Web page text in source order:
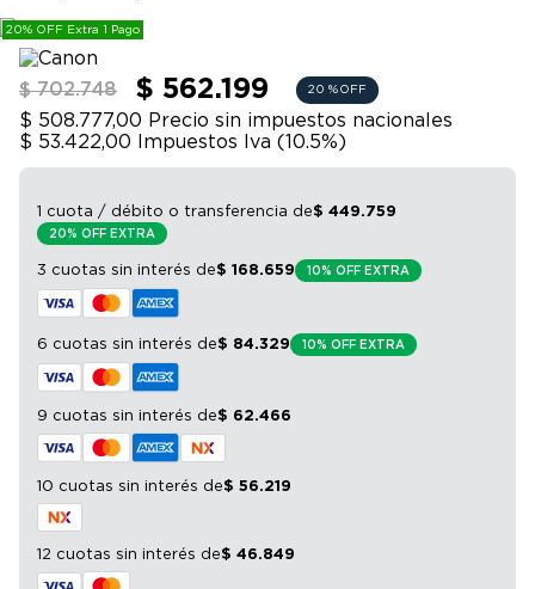
20% OFF Extra 1 Pago
$ 702.748 $ 562.199 20 % OFF
$ 508.777,00 Precio sin impuestos nacionales
$ 53.422,00
Impuestos Iva (10.5%)
1 cuota / débito o transferencia de$ 449.759
20% OFF EXTRA
3 cuotas sin interés de$ 168.659 10% OFF EXTRA
6 cuotas sin interés de$ 84.329 10% OFF EXTRA
9 cuotas sin interés de$ 62.466
10 cuotas sin interés de$ 56.219
12 cuotas sin interés de$ 46.849
8.
aire acondicionado
9.
bicicleta
10 . sommier